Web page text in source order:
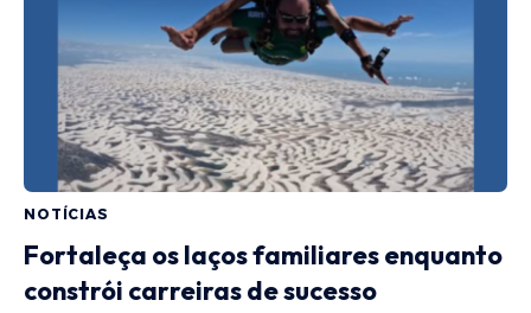
NOTÍCIAS
Fortaleça os laços familiares enquanto
constrói carreiras de sucesso